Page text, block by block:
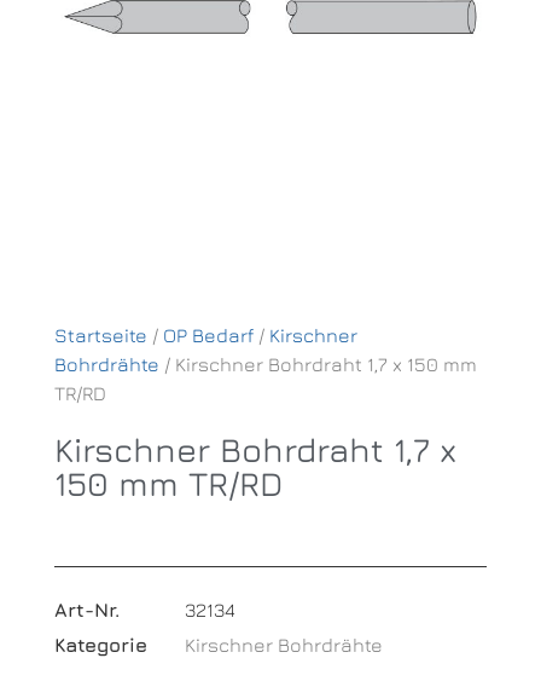
Startseite / OP Bedarf / Kirschner
Bohrdrähte / Kirschner Bohrdraht 1,7 x 150 mm
TR/RD
Kirschner Bohrdraht 1,7 x
150 mm TR/RD
Art-Nr.
32134
Kategorie
Kirschner Bohrdrähte